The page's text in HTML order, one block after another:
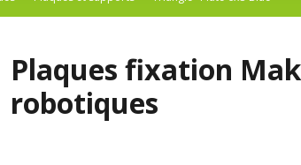
Plaques fixation
robotiques